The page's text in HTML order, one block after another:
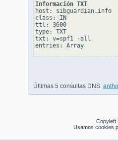
Información TXT
host: sibguardian.info
class: IN
ttl: 3600
type: TXT
txt: v=spf1 -all
entries: Array
Últimas 5 consultas DNS:
Copyleft
Usamos cookies